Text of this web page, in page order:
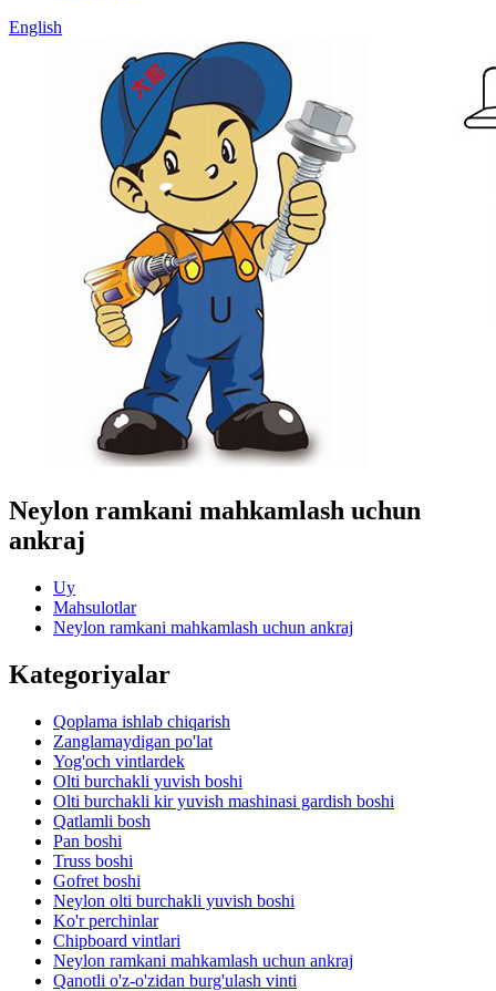
English
Neylon ramkani mahkamlash uchun
ankraj
Uy
Mahsulotlar
Neylon ramkani mahkamlash uchun ankraj
Kategoriyalar
Qoplama ishlab chiqarish
Zanglamaydigan po'lat
Yog'och vintlardek
Olti burchakli yuvish boshi
Olti burchakli kir yuvish mashinasi gardish boshi
Qatlamli bosh
Pan boshi
Truss boshi
Gofret boshi
Neylon olti burchakli yuvish boshi
Ko'r perchinlar
Chipboard vintlari
Neylon ramkani mahkamlash uchun ankraj
Qanotli o'z-o'zidan burg'ulash vinti